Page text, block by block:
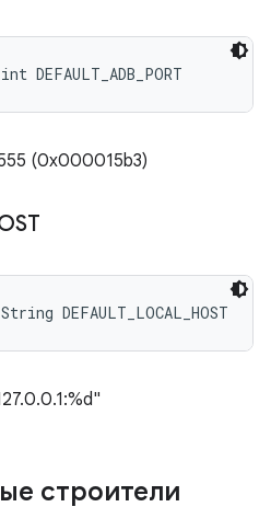
(0x000015b3)
DEFAULT_LOCAL_HOST
строители